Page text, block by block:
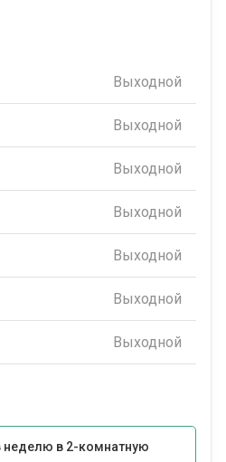
Выходной
Выходной
Выходной
Выходной
Выходной
Выходной
Выходной
неделю в 2-комнатную